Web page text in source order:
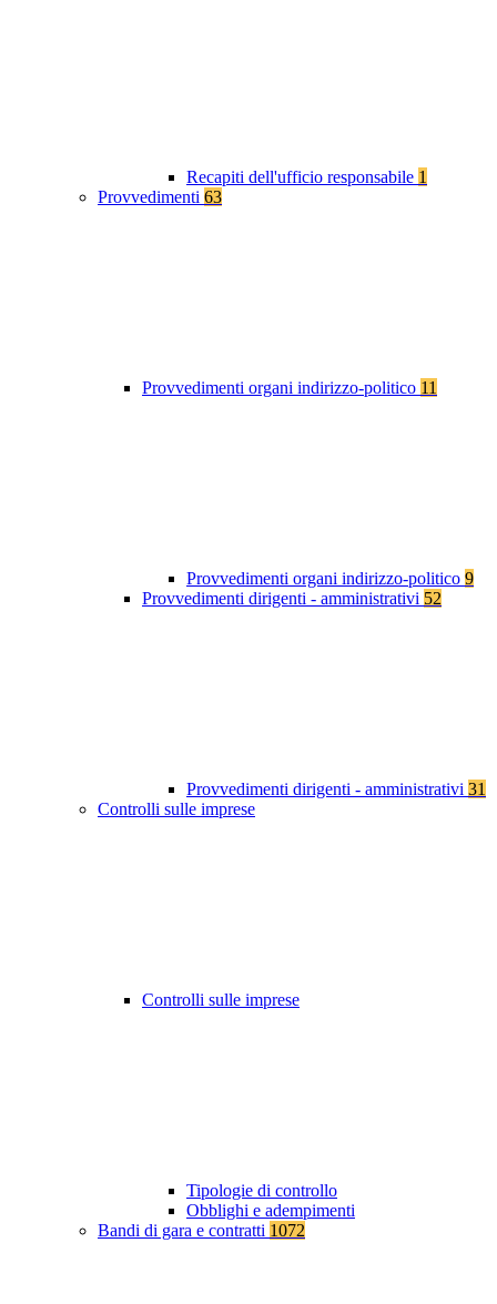
Recapiti dell'ufficio responsabile 1
Provvedimenti 63
Provvedimenti organi indirizzo-politico 11
Provvedimenti organi indirizzo-politico 9
Provvedimenti dirigenti - amministrativi 52
Provvedimenti dirigenti - amministrativi 31
Controlli sulle imprese
Controlli sulle imprese
Tipologie di controllo
Obblighi e adempimenti
Bandi di gara e contratti 1072